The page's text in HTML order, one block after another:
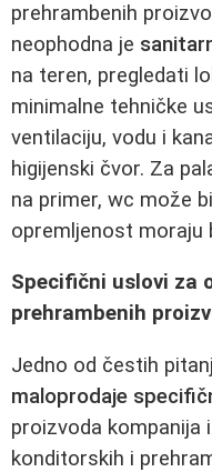
prehrambenih
neophodna je
na teren, pregledati
minimalne tehničke
ventilaciju, vodu i
higijenski čvor. Za
na primer, wc može
opremljenost moraju
Specifični uslovi za
prehrambenih
Jedno od čestih
maloprodaje
proizvoda kompanija
konditorskih i